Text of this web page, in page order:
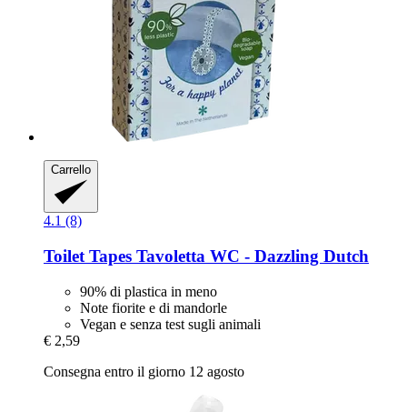
Carrello
4.1 (8)
Toilet Tapes Tavoletta WC -​ Dazzling Dutch
90% di plastica in meno
Note fiorite e di mandorle
Vegan e senza test sugli animali
€ 2,59
Consegna entro il giorno 12 agosto